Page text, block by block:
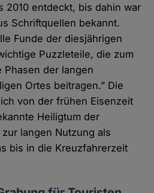
2010 entdeckt, bis dahin war
Schriftquellen bekannt.
Funde der diesjährigen
Puzzleteile, die zum
Phasen der langen
Ortes beitragen.” Die
von der frühen Eisenzeit
Heiligtum der
langen Nutzung als
bis in die Kreuzfahrerzeit